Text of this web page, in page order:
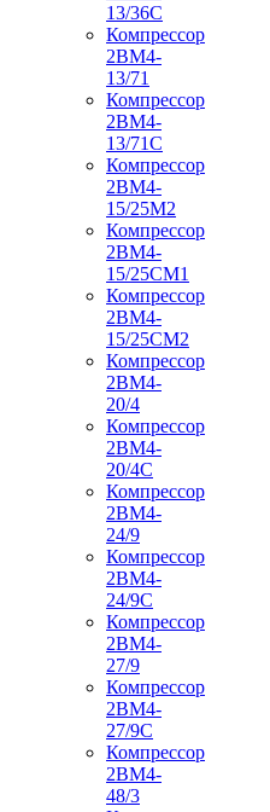
13/36С
Компрессор
2ВМ4-
13/71
Компрессор
2ВМ4-
13/71С
Компрессор
2ВМ4-
15/25М2
Компрессор
2ВМ4-
15/25СМ1
Компрессор
2ВМ4-
15/25СМ2
Компрессор
2ВМ4-
20/4
Компрессор
2ВМ4-
20/4С
Компрессор
2ВМ4-
24/9
Компрессор
2ВМ4-
24/9С
Компрессор
2ВМ4-
27/9
Компрессор
2ВМ4-
27/9С
Компрессор
2ВМ4-
48/3